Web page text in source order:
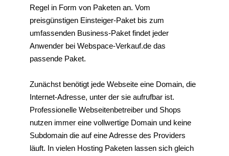
Regel in Form von Paketen an. Vom
preisgünstigen Einsteiger-Paket bis zum
umfassenden Business-Paket findet jeder
Anwender bei Webspace-Verkauf.de das
passende Paket.
Zunächst benötigt jede Webseite eine Domain, die
Internet-Adresse, unter der sie aufrufbar ist.
Professionelle Webseitenbetreiber und Shops
nutzen immer eine vollwertige Domain und keine
Subdomain die auf eine Adresse des Providers
läuft. In vielen Hosting Paketen lassen sich gleich